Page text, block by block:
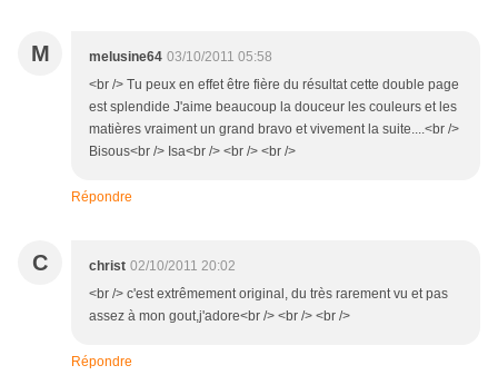
M melusine64 03/10/2011 05:58
<br /> Tu peux en effet être fière du résultat cette double page
est splendide J'aime beaucoup la douceur les couleurs et les
matières vraiment un grand bravo et vivement la suite....<br />
Bisous<br /> Isa<br /> <br /> <br />
Répondre
C christ 02/10/2011 20:02
<br /> c'est extrêmement original, du très rarement vu et pas
assez à mon gout,j'adore<br /> <br /> <br />
Répondre